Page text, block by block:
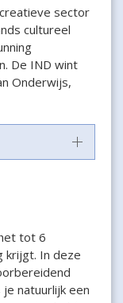
sector
cultureel
De IND wint
Onderwijs,
tot 6
krijgt. In deze
natuurlijk een